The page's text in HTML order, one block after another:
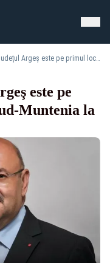
Ion Mînzînă: „Judeţul Argeş este pe primul loc în regiunea Sud-Muntenia la proiecte europene!”
este pe
Muntenia la